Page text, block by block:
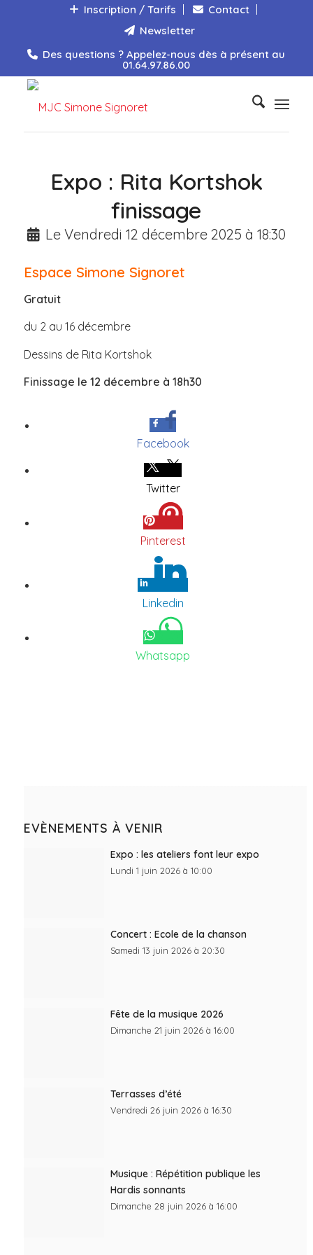
Inscription / Tarifs
Contact
Newsletter
Des questions ? Appelez-nous dès à présent au
01.64.97.86.00
Expo : Rita Kortshok
finissage
Le Vendredi 12 décembre 2025 à 18:30
Espace Simone Signoret
Gratuit
du 2 au 16 décembre
Dessins de Rita Kortshok
Finissage le 12 décembre à 18h30
Facebook
Twitter
Pinterest
Linkedin
Whatsapp
EVÈNEMENTS À VENIR
Expo : les ateliers font leur expo
Lundi 1 juin 2026 à 10:00
Concert : Ecole de la chanson
Samedi 13 juin 2026 à 20:30
Fête de la musique 2026
Dimanche 21 juin 2026 à 16:00
Terrasses d’été
Vendredi 26 juin 2026 à 16:30
Musique : Répétition publique les
Hardis sonnants
Dimanche 28 juin 2026 à 16:00